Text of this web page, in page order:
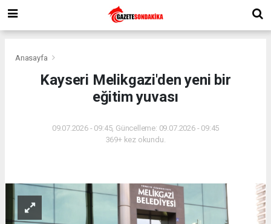
Anasayfa
Kayseri Melikgazi'den yeni bir
eğitim yuvası
09.07.2026 - 09:45, Güncelleme: 09.07.2026 - 09:45
369+ kez okundu.